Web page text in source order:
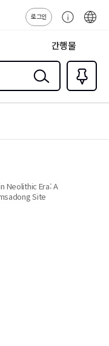
로그인
센
간행물
검색
즐겨찾
기0
Neolithic Era: A
Site